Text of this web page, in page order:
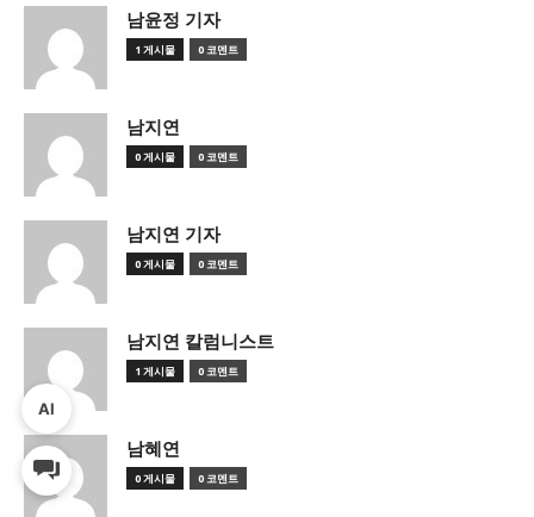
남윤정 기자
1 게시물 0 코멘트
남지연
0 게시물 0 코멘트
남지연 기자
0 게시물 0 코멘트
남지연 칼럼니스트
1 게시물 0 코멘트
남혜연
0 게시물 0 코멘트
AI